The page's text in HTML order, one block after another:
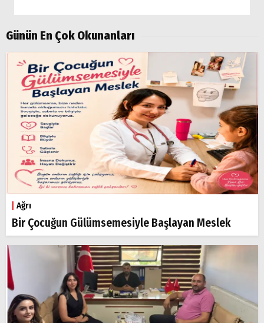
Günün En Çok Okunanları
Ağrı
Bir Çocuğun Gülümsemesiyle Başlayan Meslek